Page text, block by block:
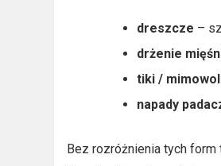
dreszcze –
drżenie
tiki /
napady
Bez rozróżnienia tych